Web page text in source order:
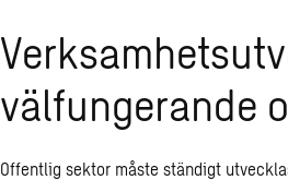
välfungerande
Offentlig sektor måste ständigt